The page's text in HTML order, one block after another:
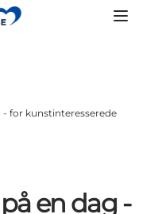
- for kunstinteresserede
en dag -